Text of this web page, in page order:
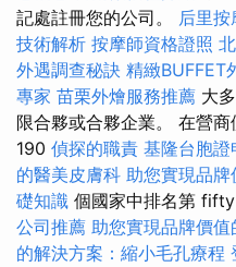
記處註冊您的公司。 后里按
技術解析 按摩師資格證照
外遇調查秘訣 精緻BUFFET
專家 苗栗外燴服務推薦 大
限合夥或合夥企業。 在營
190 偵探的職責 基隆台胞證
的醫美皮膚科 助您實現品牌
礎知識 個國家中排名第
公司推薦 助您實現品牌價
的解決方案：縮小毛孔療程